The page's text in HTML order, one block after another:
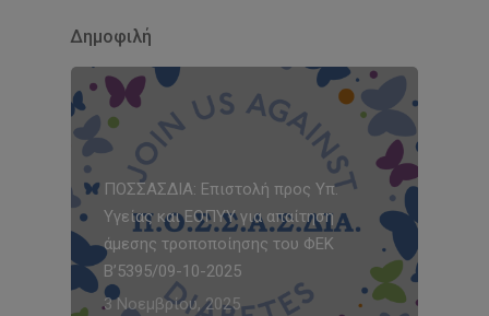
Δημοφιλή
ΠΟΣΣΑΣΔΙΑ: Επιστολή προς Υπ.
Υγείας και ΕΟΠΥΥ για απαίτηση
άμεσης τροποποίησης του ΦΕΚ
Β’5395/09-10-2025
3 Νοεμβρίου, 2025